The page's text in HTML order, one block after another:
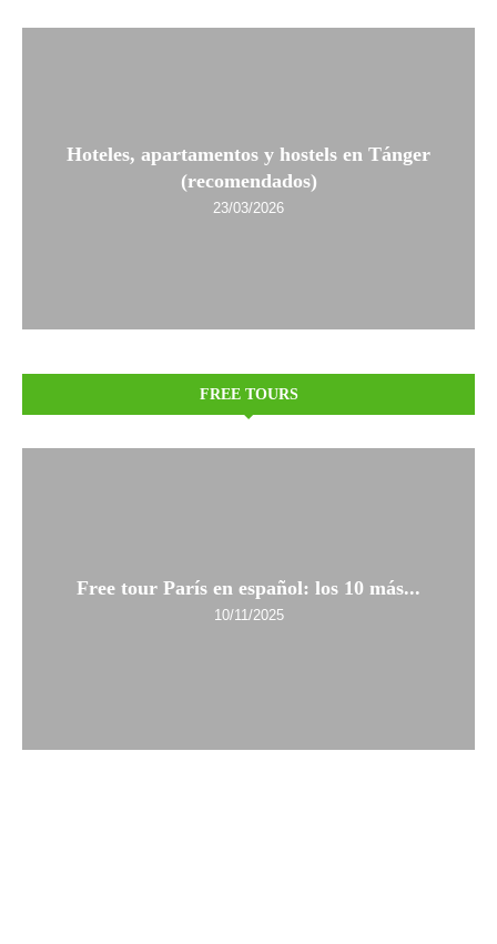
Hoteles, apartamentos y hostels en Tánger
(recomendados)
23/03/2026
FREE TOURS
Free tour París en español: los 10 más...
10/11/2025